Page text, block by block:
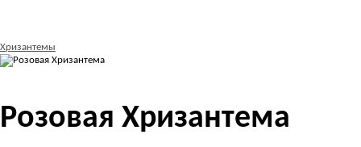
Хризантемы
Розовая Хризантема